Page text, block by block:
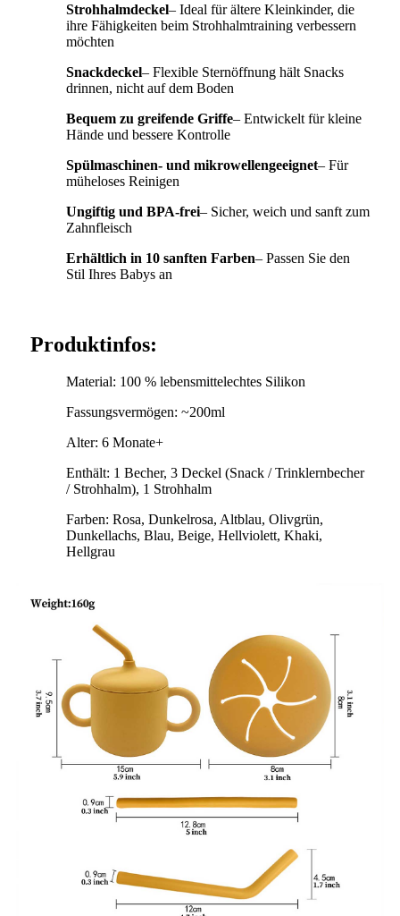
Strohhalmdeckel– Ideal für ältere Kleinkinder, die
ihre Fähigkeiten beim Strohhalmtraining verbessern
möchten
Snackdeckel– Flexible Sternöffnung hält Snacks
drinnen, nicht auf dem Boden
Bequem zu greifende Griffe– Entwickelt für kleine
Hände und bessere Kontrolle
Spülmaschinen- und mikrowellengeeignet– Für
müheloses Reinigen
Ungiftig und BPA-frei– Sicher, weich und sanft zum
Zahnfleisch
Erhältlich in 10 sanften Farben– Passen Sie den
Stil Ihres Babys an
Produktinfos:
Material: 100 % lebensmittelechtes Silikon
Fassungsvermögen: ~200ml
Alter: 6 Monate+
Enthält: 1 Becher, 3 Deckel (Snack / Trinklernbecher
/ Strohhalm), 1 Strohhalm
Farben: Rosa, Dunkelrosa, Altblau, Olivgrün,
Dunkellachs, Blau, Beige, Hellviolett, Khaki,
Hellgrau